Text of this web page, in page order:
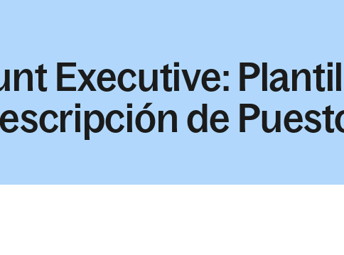
Executive:
de